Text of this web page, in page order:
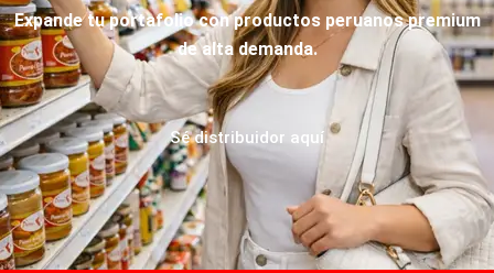
Expande tu portafolio con productos peruanos premium
de alta demanda.
Sé distribuidor aquí